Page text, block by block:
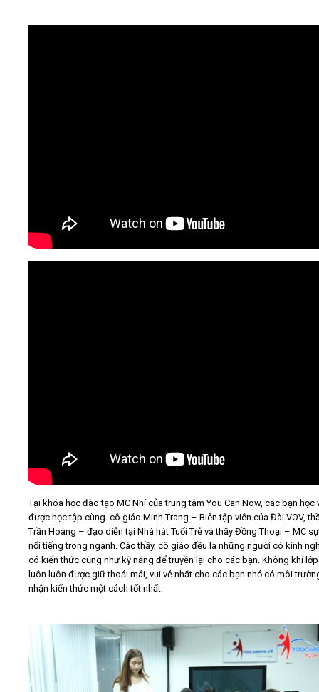
Tại khóa học đào tạo MC Nhí của trung tâm You Can Now, các bạn học
được học tập cùng cô giáo Minh Trang – Biên tập viên của Đài VOV,
Trần Hoàng – đạo diễn tại Nhà hát Tuổi Trẻ và thầy Đồng Thoại – MC
nổi tiếng trong ngành. Các thầy, cô giáo đều là những người có kinh
có kiến thức cũng như kỹ năng để truyền lại cho các bạn. Không khí
luôn luôn được giữ thoải mái, vui vẻ nhất cho các bạn nhỏ có môi
nhận kiến thức một cách tốt nhất.